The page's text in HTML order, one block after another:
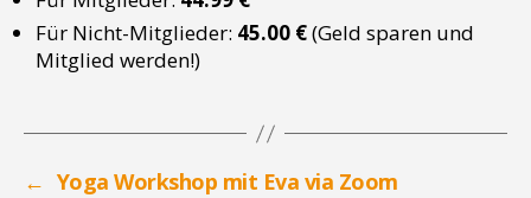
Für Nicht-Mitglieder: 45.00 €(Geld sparen und
Mitglied werden!)
← Yoga Workshop mit Eva via Zoom